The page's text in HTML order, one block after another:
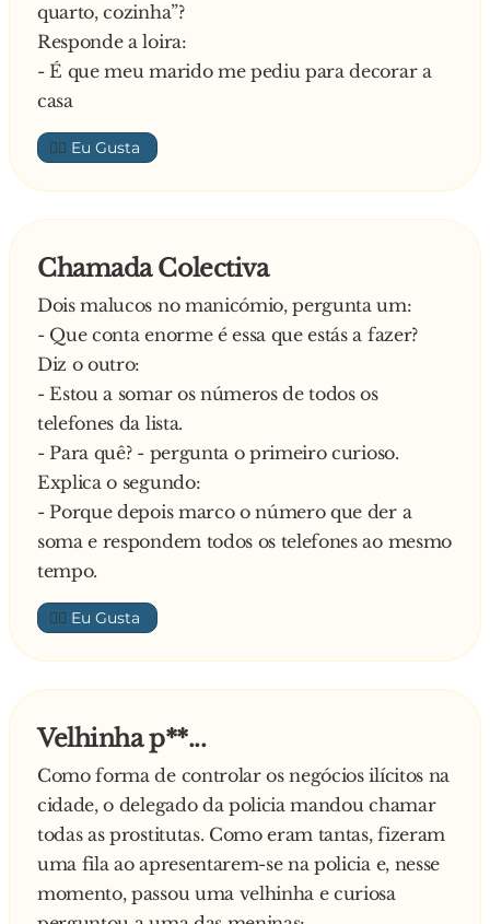
quarto, cozinha”?
Responde a loira:
- É que meu marido me pediu para decorar a
casa
👍🏼
Chamada Colectiva
Dois malucos no manicómio, pergunta um:
- Que conta enorme é essa que estás a fazer?
Diz o outro:
- Estou a somar os números de todos os
telefones da lista.
- Para quê? - pergunta o primeiro curioso.
Explica o segundo:
- Porque depois marco o número que der a
soma e respondem todos os telefones ao mesmo
tempo.
👍🏼
Velhinha p**...
Como forma de controlar os negócios ilícitos na
cidade, o delegado da policia mandou chamar
todas as prostitutas. Como eram tantas, fizeram
uma fila ao apresentarem-se na policia e, nesse
momento, passou uma velhinha e curiosa